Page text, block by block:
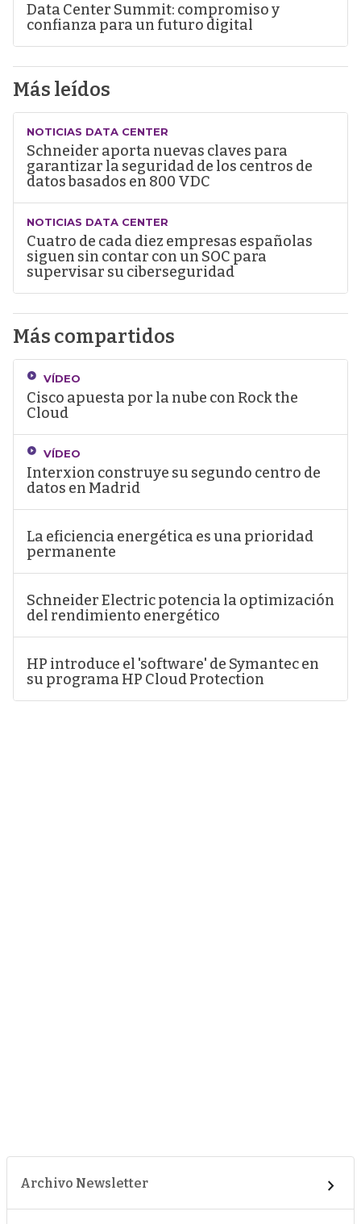
Data Center Summit: compromiso y
confianza para un futuro digital
Más leídos
NOTICIAS DATA CENTER
Schneider aporta nuevas claves para
garantizar la seguridad de los centros de
datos basados en 800 VDC
NOTICIAS DATA CENTER
Cuatro de cada diez empresas españolas
siguen sin contar con un SOC para
supervisar su ciberseguridad
Más compartidos
VÍDEO
Cisco apuesta por la nube con Rock the
Cloud
VÍDEO
Interxion construye su segundo centro de
datos en Madrid
La eficiencia energética es una prioridad
permanente
Schneider Electric potencia la optimización
del rendimiento energético
HP introduce el 'software' de Symantec en
su programa HP Cloud Protection
Archivo Newsletter